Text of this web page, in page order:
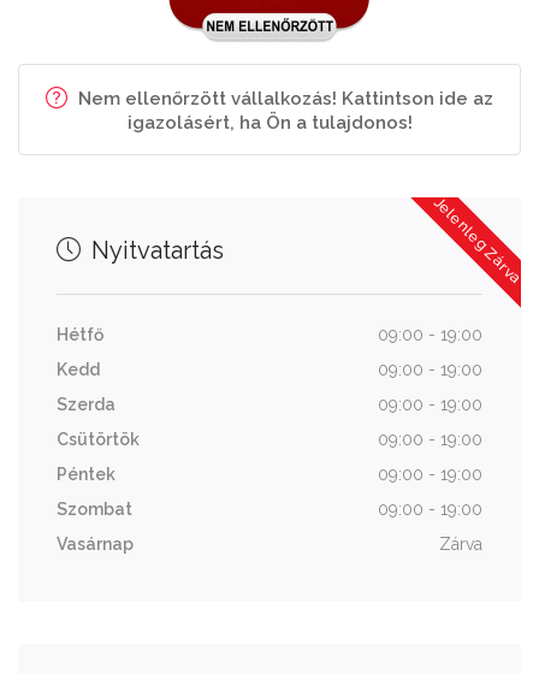
Nem ellenőrzött vállalkozás! Kattintson ide az
igazolásért, ha Ön a tulajdonos!
Jelenleg Zárva
Nyitvatartás
Hétfő
09:00 - 19:00
Kedd
09:00 - 19:00
Szerda
09:00 - 19:00
Csütörtök
09:00 - 19:00
Péntek
09:00 - 19:00
Szombat
09:00 - 19:00
Vasárnap
Zárva